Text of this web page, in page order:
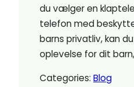
du vælger en
telefon med
barns privatliv, kan
oplevelse for dit
Categories: Blog